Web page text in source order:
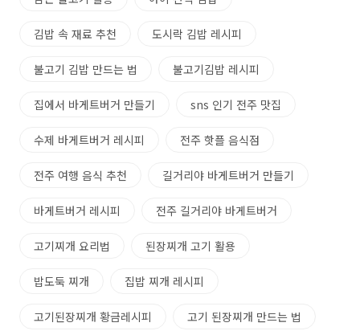
김밥 속 재료 추천 도시락 김밥 레시피
불고기 김밥 만드는 법 불고기김밥 레시피
집에서 바게트버거 만들기 sns 인기 전주 맛집
수제 바게트버거 레시피 전주 핫플 음식점
전주 여행 음식 추천 길거리야 바게트버거 만들기
바게트버거 레시피 전주 길거리야 바게트버거
고기찌개 요리법 된장찌개 고기 활용
밥도둑 찌개 집밥 찌개 레시피
고기된장찌개 황금레시피 고기 된장찌개 만드는 법